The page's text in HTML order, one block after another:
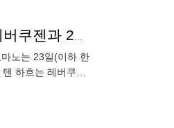
무적 신분 끝! 'HERE WE GO' 텐 하흐, 10년 만에 분데스리가 복귀 임박...레버쿠젠과 2년 계약 합의
노는 23일(이하 한
하흐는 레버쿠젠